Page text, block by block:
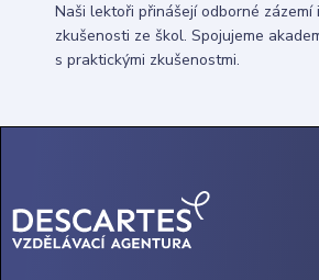
Naši lektoři přinášejí odborné zázemí
zkušenosti ze škol. Spojujeme
s praktickými zkušenostmi.